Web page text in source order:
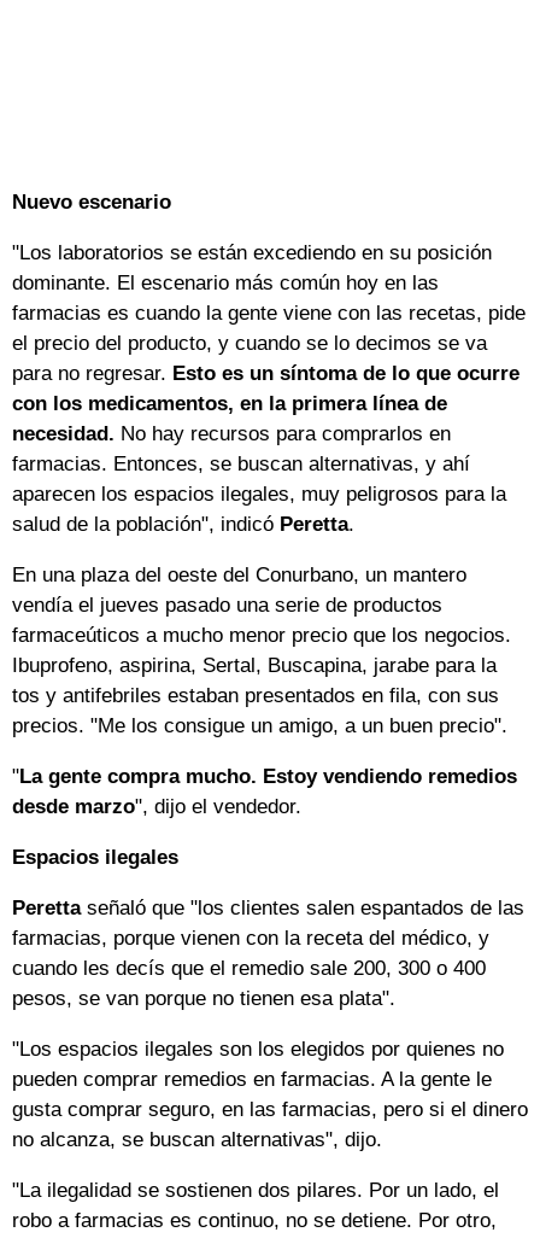
Nuevo escenario
"Los laboratorios se están excediendo en su posición
dominante. El escenario más común hoy en las
farmacias es cuando la gente viene con las recetas, pide
el precio del producto, y cuando se lo decimos se va
para no regresar. Esto es un síntoma de lo que ocurre
con los medicamentos, en la primera línea de
necesidad. No hay recursos para comprarlos en
farmacias. Entonces, se buscan alternativas, y ahí
aparecen los espacios ilegales, muy peligrosos para la
salud de la población", indicó Peretta.
En una plaza del oeste del Conurbano, un mantero
vendía el jueves pasado una serie de productos
farmaceúticos a mucho menor precio que los negocios.
Ibuprofeno, aspirina, Sertal, Buscapina, jarabe para la
tos y antifebriles estaban presentados en fila, con sus
precios. "Me los consigue un amigo, a un buen precio".
"La gente compra mucho. Estoy vendiendo remedios
desde marzo", dijo el vendedor.
Espacios ilegales
Peretta señaló que "los clientes salen espantados de las
farmacias, porque vienen con la receta del médico, y
cuando les decís que el remedio sale 200, 300 o 400
pesos, se van porque no tienen esa plata".
"Los espacios ilegales son los elegidos por quienes no
pueden comprar remedios en farmacias. A la gente le
gusta comprar seguro, en las farmacias, pero si el dinero
no alcanza, se buscan alternativas", dijo.
"La ilegalidad se sostienen dos pilares. Por un lado, el
robo a farmacias es continuo, no se detiene. Por otro,